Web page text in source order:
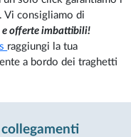
Vi consigliamo di
e offerte imbattibili!
raggiungi la tua
a bordo dei traghetti